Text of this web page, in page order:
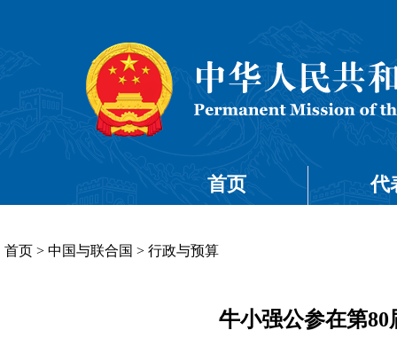
首页 代
首页 > 中国与联合国 > 行政与预算
牛小强公参在第